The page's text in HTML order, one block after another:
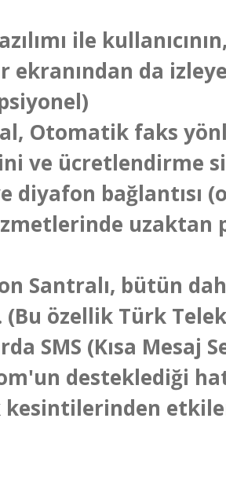
ile
da
Otomatik faks
ve ücretlendirme
diyafon bağlantısı
uzaktan
Santralı, bütün
özellik Türk
SMS (Kısa Mesaj
desteklediği
kesintilerinden